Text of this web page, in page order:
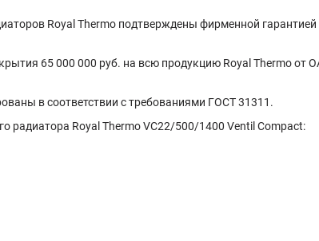
Royal Thermo подтверждены фирменной
65 000 000 руб. на всю продукцию Royal Thermo от
в соответствии с требованиями ГОСТ 31311.
радиатора Royal Thermo VC22/500/1400 Ventil Compact: